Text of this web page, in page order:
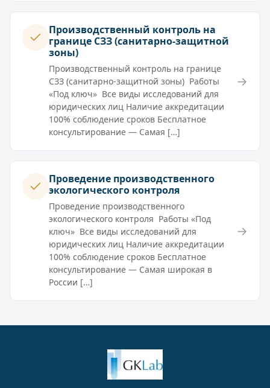
Производственный контроль на
границе СЗЗ (санитарно-защитной
зоны)
Производственный контроль на границе
СЗЗ (санитарно-защитной зоны) Работы
«Под ключ» Все виды исследований для
юридических лиц Наличие аккредитации
100% соблюдение сроков Бесплатное
консультирование — Самая […]
→
Проведение производственного
экологического контроля
Проведение производственного
экологического контроля Работы «Под
ключ» Все виды исследований для
юридических лиц Наличие аккредитации
100% соблюдение сроков Бесплатное
консультирование — Самая широкая в
России […]
→